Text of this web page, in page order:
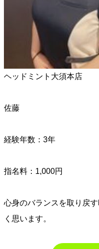
ヘッドミント大須本店
佐藤
経験年数：3年
指名料：1,000円
心身のバランスを取り戻
く思います。